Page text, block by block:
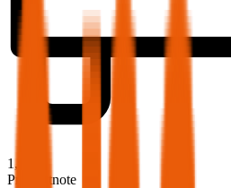
1,9
Produktnote